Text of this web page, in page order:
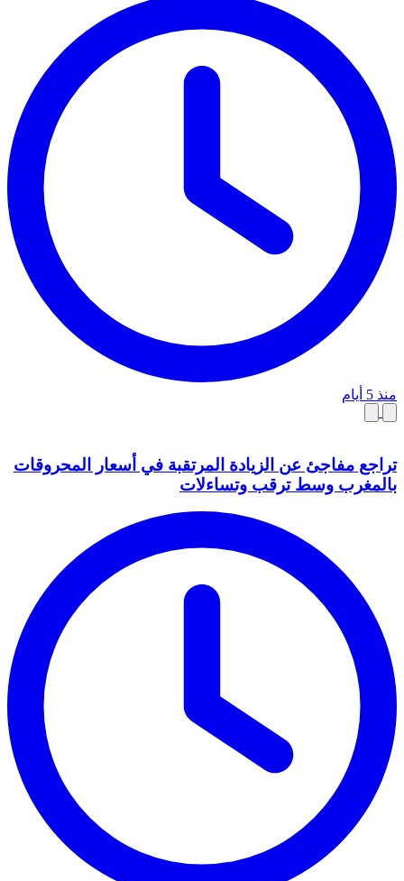
منذ 5 أيام
تراجع مفاجئ عن الزيادة المرتقبة في أسعار المحروقات
بالمغرب وسط ترقب وتساءلات